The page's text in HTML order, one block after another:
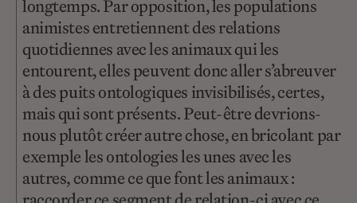
longtemps. Par opposition, les populations
animistes entretiennent des relations
quotidiennes avec les animaux qui les
entourent, elles peuvent donc aller s’abreuver
à des puits ontologiques invisibilisés, certes,
mais qui sont présents. Peut-être devrions-
nous plutôt créer autre chose, en bricolant par
exemple les ontologies les unes avec les
autres, comme ce que font les animaux :